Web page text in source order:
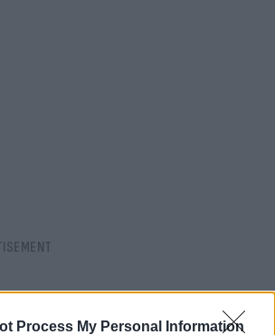
Process My Personal Information